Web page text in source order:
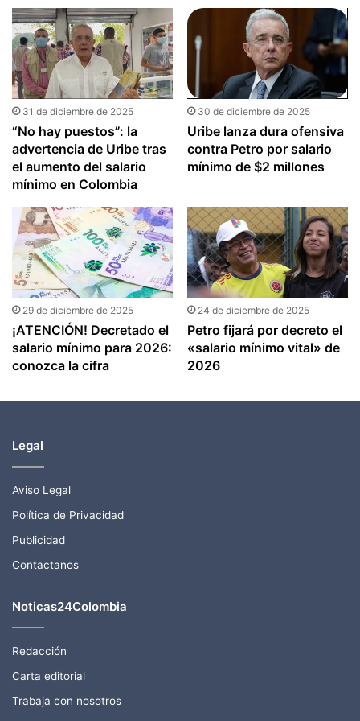
31 de diciembre de 2025
“No hay puestos”: la
advertencia de Uribe tras
el aumento del salario
mínimo en Colombia
30 de diciembre de 2025
Uribe lanza dura ofensiva
contra Petro por salario
mínimo de $2 millones
29 de diciembre de 2025
¡ATENCIÓN! Decretado el
salario mínimo para 2026:
conozca la cifra
24 de diciembre de 2025
Petro fijará por decreto el
«salario mínimo vital» de
2026
Legal
Aviso Legal
Política de Privacidad
Publicidad
Contactanos
Noticas24Colombia
Redacción
Carta editorial
Trabaja con nosotros